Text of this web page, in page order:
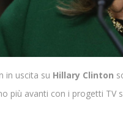
in uscita su Hillary Clinton
più avanti con i progetti TV